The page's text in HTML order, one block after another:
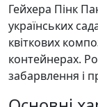
Гейхера Пінк
українських
квіткових
контейнерах.
забарвлення і